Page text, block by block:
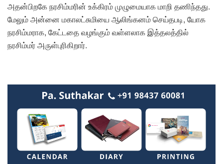
அதன்பிறகே நரசிம்மரின் உக்கிரம் முழுமையாக மாறி தணிந்தது.
மேலும் அன்னை மகாலட்சுமியை ஆலிங்கனம் செய்தபடி, யோக
நரசிம்மராக, கேட்டதை வழங்கும் வள்ளலாக இத்தலத்தில்
நரசிம்மர் அருள்புரிகிறார்.